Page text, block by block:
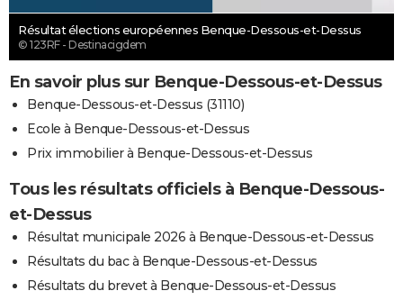
Résultat élections européennes Benque-Dessous-et-Dessus
© 123RF - Destinacigdem
En savoir plus sur Benque-Dessous-et-Dessus
Benque-Dessous-et-Dessus (31110)
Ecole à Benque-Dessous-et-Dessus
Prix immobilier à Benque-Dessous-et-Dessus
Tous les résultats officiels à Benque-Dessous-
et-Dessus
Résultat municipale 2026 à Benque-Dessous-et-Dessus
Résultats du bac à Benque-Dessous-et-Dessus
Résultats du brevet à Benque-Dessous-et-Dessus